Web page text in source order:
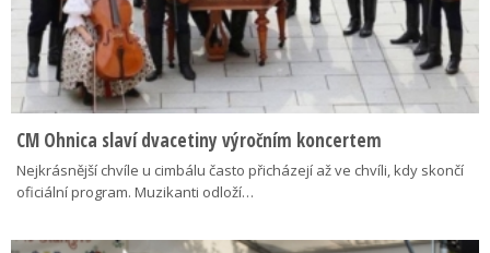
CM Ohnica slaví dvacetiny výročním koncertem
Nejkrásnější chvíle u cimbálu často přicházejí až ve chvíli, kdy skončí
oficiální program. Muzikanti odloží…